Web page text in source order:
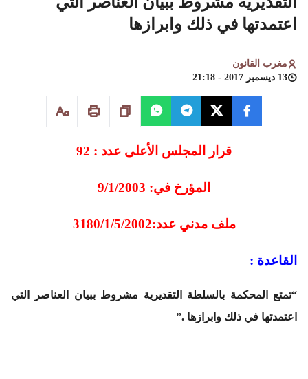
اعتمدتها في ذلك وابرازها
مغرب القانون
13 ديسمبر 2017 - 21:18
قرار المجلس الأعلى عدد : 92
المؤرخ في: 9/1/2003
ملف مدني عدد:3180/1/5/2002
القاعدة :
“تمتع المحكمة بالسلطة التقديرية مشروط ببيان العناصر التي
اعتمدتها في ذلك وابرازها .”